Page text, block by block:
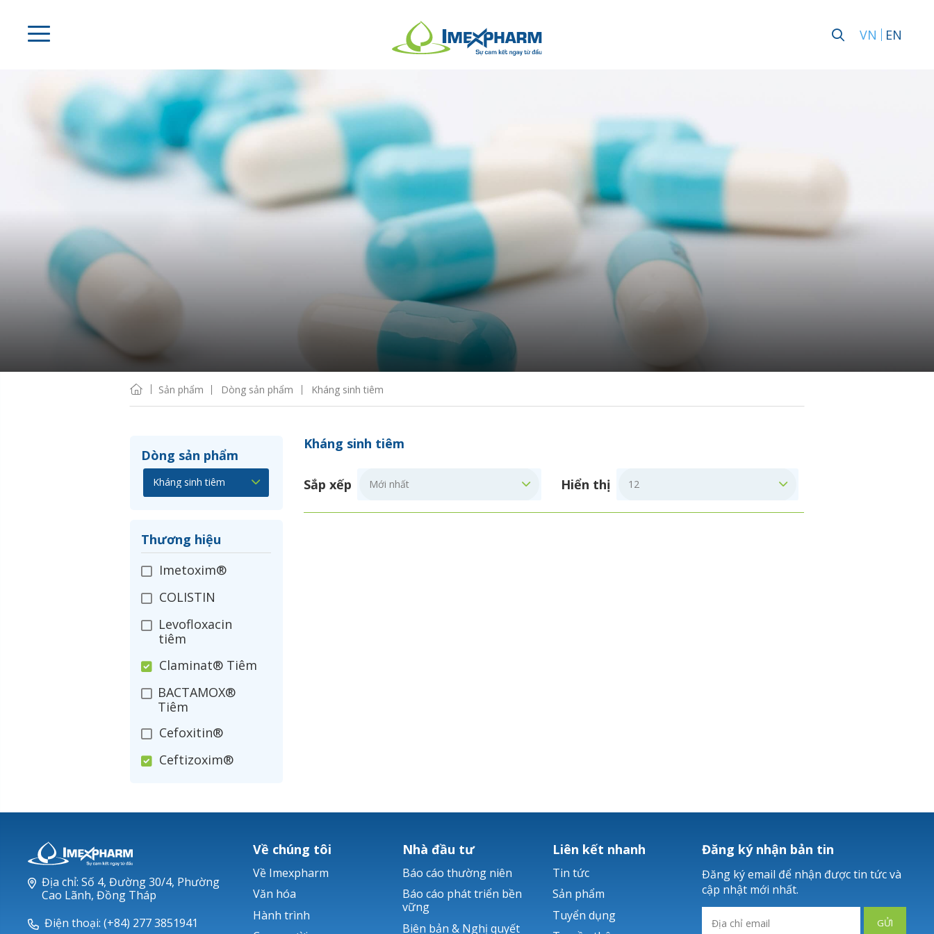
VN EN
Sản phẩm Dòng sản phẩm Kháng sinh tiêm
Dòng sản phẩm
Thương hiệu
Imetoxim®
COLISTIN
Levofloxacin
tiêm
Claminat® Tiêm
BACTAMOX®
Tiêm
Cefoxitin®
Ceftizoxim®
Nerusyn®
Ticarlinat®
Zobacta®
Kháng sinh tiêm
Sắp xếp Hiển thị
Địa chỉ: Số 4, Đường 30/4, Phường
Cao Lãnh, Đồng Tháp
Điện thoại: (+84) 277 3851941
Về chúng tôi
Về Imexpharm
Văn hóa
Hành trình
Nhà đầu tư
Báo cáo thường niên
Báo cáo phát triển bền
vững
Biên bản & Nghị quyết
Liên kết nhanh
Tin tức
Sản phẩm
Tuyển dụng
Đăng ký nhận bản tin
Đăng ký email để nhận được tin tức và
cập nhật mới nhất.
GỬI